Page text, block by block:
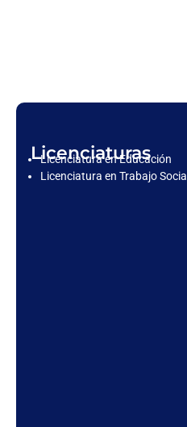
Licenciaturas
Licenciatura en Educación
Licenciatura en Trabajo Social